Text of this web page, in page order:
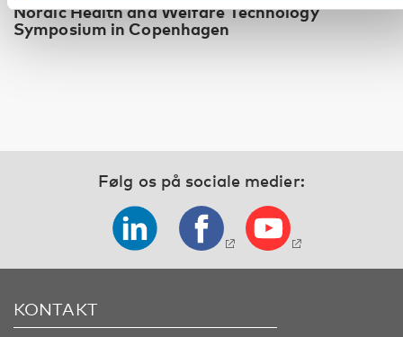
Nordic Health and Welfare Technology
Symposium in Copenhagen
Følg os på sociale medier:
KONTAKT